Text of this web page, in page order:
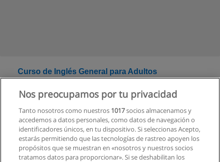
Curso de Inglés General para Adultos
Modalidad: A Distancia
Solicita información
Nos preocupamos por tu privacidad
Tanto nosotros como nuestros 1017socios almacenamos y
accedemos a datos personales, como datos de navegación o
identificadores únicos, en tu dispositivo. Si seleccionas Acepto,
estarás permitiendo que las tecnologías de rastreo apoyen los
propósitos que se muestran en «nosotros y nuestros socios
tratamos datos para proporcionar». Si se deshabilitan los